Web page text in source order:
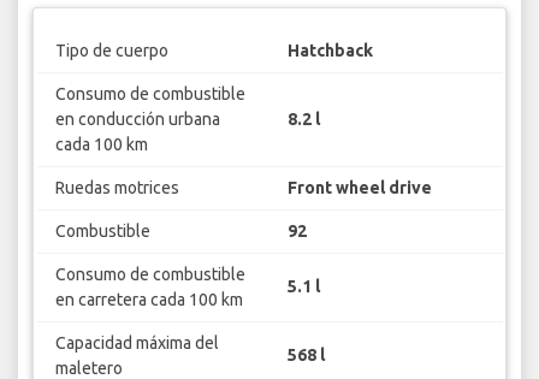
Tipo de cuerpo Hatchback
Consumo de combustible
en conducción urbana
cada 100 km
8.2 l
Ruedas motrices Front wheel drive
Combustible 92
Consumo de combustible
en carretera cada 100 km
5.1 l
Capacidad máxima del
maletero
568 l